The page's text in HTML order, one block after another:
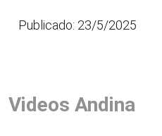
Publicado: 23/5/2025
Videos Andina